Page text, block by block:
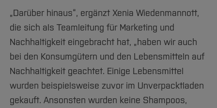
„Darüber hinaus“, ergänzt Xenia Wiedenmannott,
die sich als Teamleitung für Marketing und
Nachhaltigkeit eingebracht hat, „haben wir auch
bei den Konsumgütern und den Lebensmitteln auf
Nachhaltigkeit geachtet. Einige Lebensmittel
wurden beispielsweise zuvor im Unverpacktladen
gekauft. Ansonsten wurden keine Shampoos,